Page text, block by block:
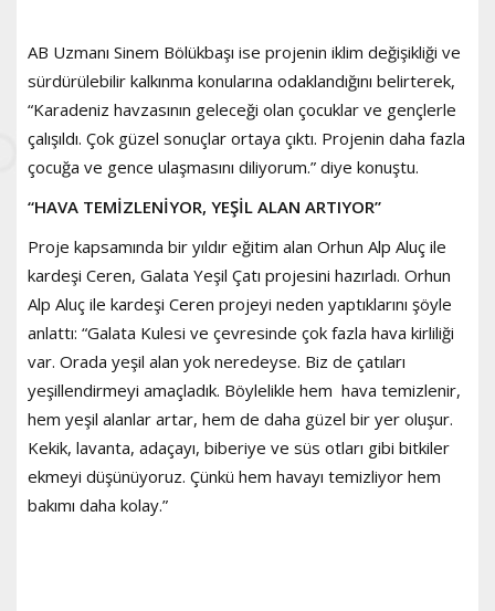
AB Uzmanı Sinem Bölükbaşı ise projenin iklim değişikliği ve
sürdürülebilir kalkınma konularına odaklandığını belirterek,
“Karadeniz havzasının geleceği olan çocuklar ve gençlerle
çalışıldı. Çok güzel sonuçlar ortaya çıktı. Projenin daha fazla
çocuğa ve gence ulaşmasını diliyorum.” diye konuştu.
“HAVA TEMİZLENİYOR, YEŞİL ALAN ARTIYOR”
Proje kapsamında bir yıldır eğitim alan Orhun Alp Aluç ile
kardeşi Ceren, Galata Yeşil Çatı projesini hazırladı. Orhun
Alp Aluç ile kardeşi Ceren projeyi neden yaptıklarını şöyle
anlattı: “Galata Kulesi ve çevresinde çok fazla hava kirliliği
var. Orada yeşil alan yok neredeyse. Biz de çatıları
yeşillendirmeyi amaçladık. Böylelikle hem hava temizlenir,
hem yeşil alanlar artar, hem de daha güzel bir yer oluşur.
Kekik, lavanta, adaçayı, biberiye ve süs otları gibi bitkiler
ekmeyi düşünüyoruz. Çünkü hem havayı temizliyor hem
bakımı daha kolay.”